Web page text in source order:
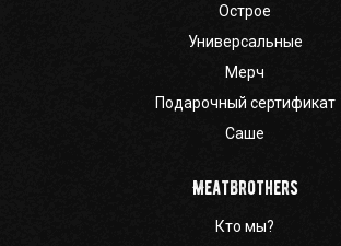
Острое
Универсальные
Мерч
Подарочный сертификат
Саше
Meatbrothers
Кто мы?